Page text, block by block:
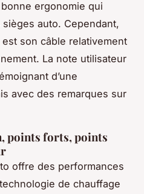
ergonomie qui
sièges auto. Cependant,
son câble relativement
La note utilisateur
d’une
avec des remarques sur
points forts, points
offre des performances
de chauffage